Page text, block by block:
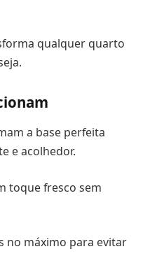
qualquer quarto
a base perfeita
e acolhedor.
toque fresco sem
no máximo para evitar